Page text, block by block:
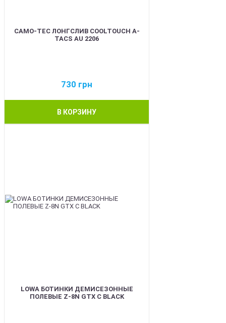
CAMO-TEC ЛОНГСЛИВ COOLTOUCH A-
TACS AU 2206
730 грн
В КОРЗИНУ
LOWA БОТИНКИ ДЕМИСЕЗОННЫЕ
ПОЛЕВЫЕ Z-8N GTX C BLACK